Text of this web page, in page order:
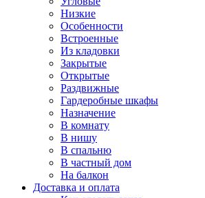
Низкие
Особенности
Встроенные
Из кладовки
Закрытые
Открытые
Раздвижные
Гардеробные шкафы
Назначение
В комнату
В нишу
В спальню
В частный дом
На балкон
Доставка и оплата